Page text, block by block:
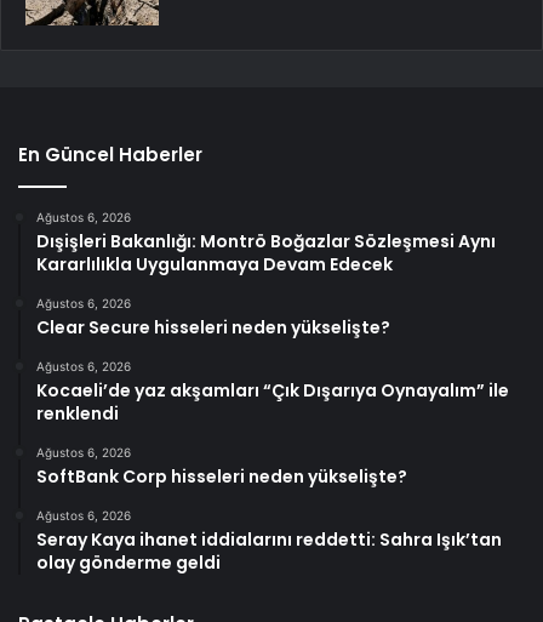
En Güncel Haberler
Ağustos 6, 2026
Dışişleri Bakanlığı: Montrö Boğazlar Sözleşmesi Aynı
Kararlılıkla Uygulanmaya Devam Edecek
Ağustos 6, 2026
Clear Secure hisseleri neden yükselişte?
Ağustos 6, 2026
Kocaeli’de yaz akşamları “Çık Dışarıya Oynayalım” ile
renklendi
Ağustos 6, 2026
SoftBank Corp hisseleri neden yükselişte?
Ağustos 6, 2026
Seray Kaya ihanet iddialarını reddetti: Sahra Işık’tan
olay gönderme geldi